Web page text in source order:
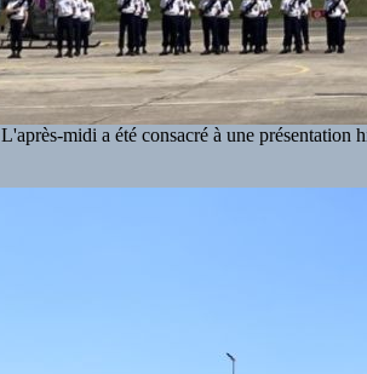
L'après-midi a été consacré à une présentation